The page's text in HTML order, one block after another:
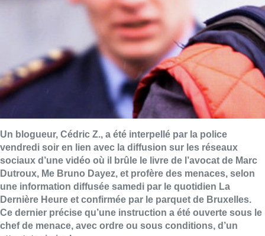
Un blogueur, Cédric Z., a été interpellé par la police
vendredi soir en lien avec la diffusion sur les réseaux
sociaux d’une vidéo où il brûle le livre de l’avocat de Marc
Dutroux, Me Bruno Dayez, et profère des menaces, selon
une information diffusée samedi par le quotidien La
Dernière Heure et confirmée par le parquet de Bruxelles.
Ce dernier précise qu’une instruction a été ouverte sous le
chef de menace, avec ordre ou sous conditions, d’un